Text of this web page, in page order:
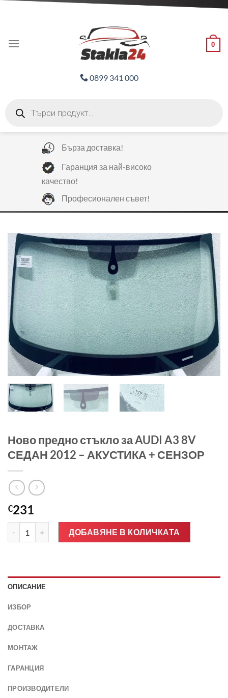
0
0899 341 000
search
Бърза доставка!
Гаранция за най-високо
качество!
Професионален съвет!
Ново предно стъкло за AUDI A3 8V
СЕДАН 2012 – АКУСТИКА + СЕНЗОР
€231
количество за Ново предно стъкло за AUDI A3 8V СЕДАН
ДОБАВЯНЕ В КОЛИЧКАТА
ОПИСАНИЕ
ИЗБОР
ДОСТАВКА
МОНТАЖ
ГАРАНЦИЯ
ПРОИЗВОДИТЕЛИ